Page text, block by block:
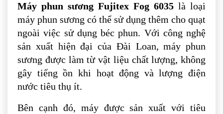
Máy phun sương Fujitex Fog 6035 là loại
máy phun sương có thể sử dụng thêm cho quạt
ngoài việc sử dụng béc phun. Với công nghệ
sản xuất hiện đại của Đài Loan, máy phun
sương được làm từ vật liệu chất lượng, không
gây tiếng ồn khi hoạt động và lượng điện
nước tiêu thụ ít.
Bên cạnh đó, máy được sản xuất với tiêu